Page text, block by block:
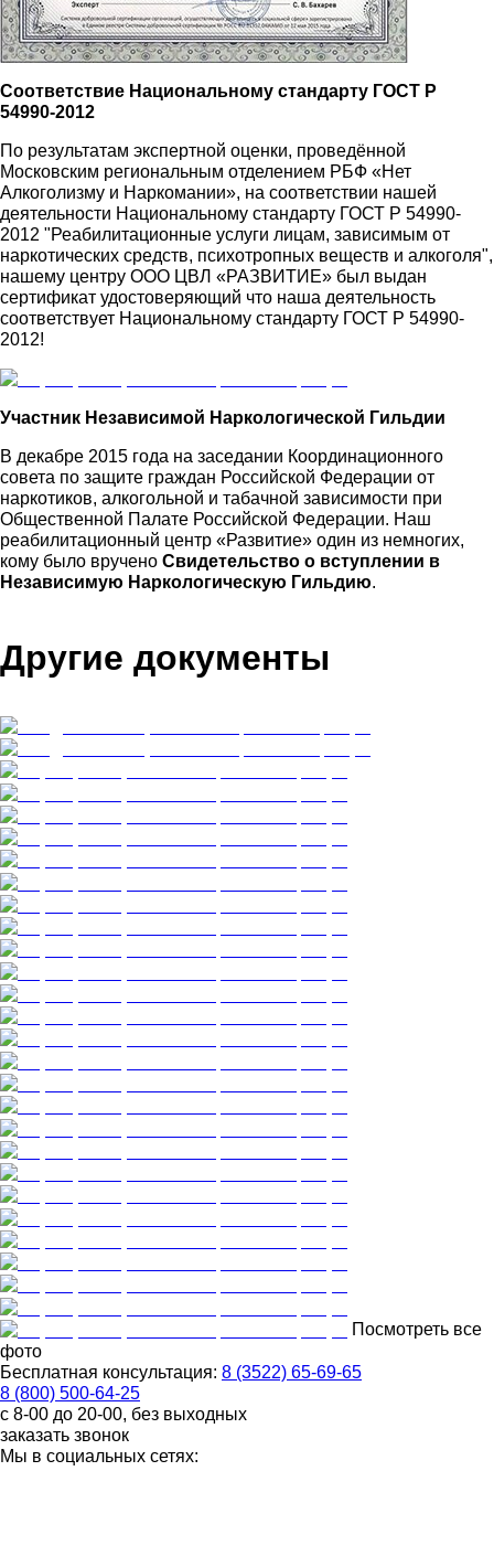
Cоответствие Национальному стандарту ГОСТ Р
54990-2012
По результатам экспертной оценки, проведённой
Московским региональным отделением РБФ «Нет
Алкоголизму и Наркомании», на соответствии нашей
деятельности Национальному стандарту ГОСТ Р 54990-
2012 "Реабилитационные услуги лицам, зависимым от
наркотических средств, психотропных веществ и алкоголя",
нашему центру ООО ЦВЛ «РАЗВИТИЕ» был выдан
сертификат удостоверяющий что наша деятельность
соответствует Национальному стандарту ГОСТ Р 54990-
2012!
Участник Независимой Наркологической Гильдии
В декабре 2015 года на заседании Координационного
совета по защите граждан Российской Федерации от
наркотиков, алкогольной и табачной зависимости при
Общественной Палате Российской Федерации. Наш
реабилитационный центр «Развитие» один из немногих,
кому было вручено Свидетельство о вступлении в
Независимую Наркологическую Гильдию.
Другие документы
Посмотреть все
фото
Бесплатная консультация: 8 (3522) 65-69-65
8 (800) 500-64-25
с 8-00 до 20-00, без выходных
заказать звонок
Мы в социальных сетях: